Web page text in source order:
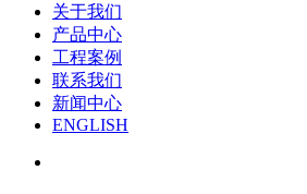
关于我们
产品中心
工程案例
联系我们
新闻中心
ENGLISH